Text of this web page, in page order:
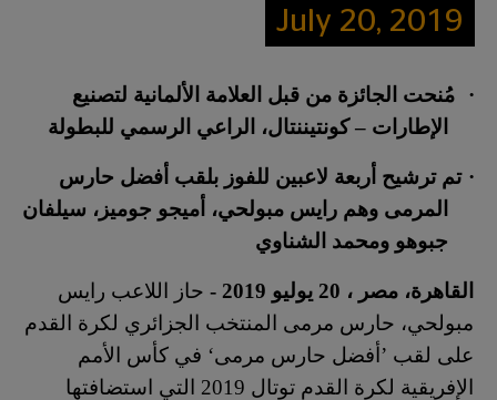
July 20, 2019
·
مُنحت الجائزة من قبل العلامة الألمانية لتصنيع
الإطارات – كونتيننتال، الراعي الرسمي للبطولة
· تم ترشيح أربعة لاعبين للفوز بلقب أفضل حارس
المرمى وهم ر ايس مبولحي، أميجو جوميز، سيلفان
جبوهو ومحمد الشناوي
القاهرة، مصر ، 20 يوليو 2019 -
حاز اللاعب رايس
مبولحي، حارس مرمى المنتخب الجزائري لكرة القدم
على لقب ’أفضل حارس مرمى‘ في كأس الأمم
الإفريقية لكرة القدم توتال 2019 التي استضافتها